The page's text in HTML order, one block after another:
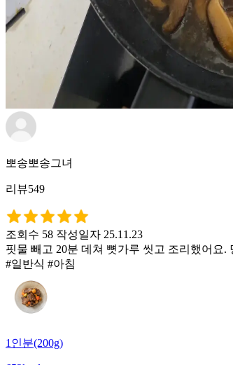
뽀송뽀송그녀
리뷰549
조회수 58 작성일자 25.11.23
핏물 빼고 20분 데쳐 뼛가루 씻고 조리했어요
#일반식 #아침
1인분(200g)